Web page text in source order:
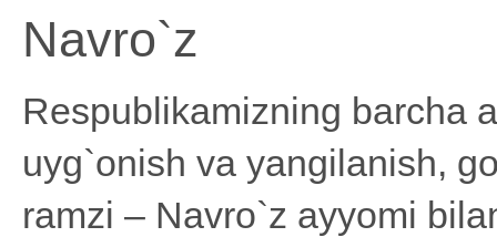
Navro`z
Respublikamizning barcha
uyg`onish va yangilanish,
ramzi – Navro`z ayyomi